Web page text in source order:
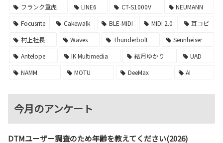
フランク重虎
LINE6 CT-S1000V
NEUMANN
Focusrite
Cakewalk BLE-MIDI MIDI 2.0
耳コピ
村上社長
Waves Thunderbolt
Sennheiser
Antelope
IK Multimedia 結月ゆかり
UAD
NAMM
MOTU DeeMax AI
今月のアンケート
DTMユーザー調査のため年齢を教えてください(2026)